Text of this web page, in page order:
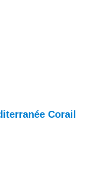
Corail